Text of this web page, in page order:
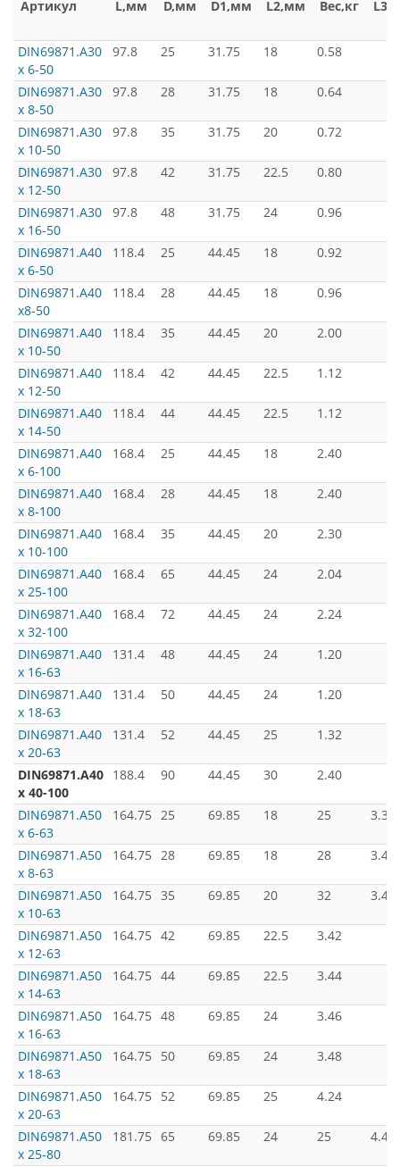
Артикул L,мм D,мм D1,мм L2,мм Вес,кг
DIN69871.А30
х 6-50
97.8 25 31.75 18 0.58
DIN69871.А30
х 8-50
97.8 28 31.75 18 0.64
DIN69871.А30
х 10-50
97.8 35 31.75 20 0.72
DIN69871.А30
х 12-50
97.8 42 31.75 22.5 0.80
DIN69871.А30
х 16-50
97.8 48 31.75 24 0.96
DIN69871.А40
х 6-50
118.4 25 44.45 18 0.92
DIN69871.А40
х8-50
118.4 28 44.45 18 0.96
DIN69871.А40
х 10-50
118.4 35 44.45 20 2.00
DIN69871.А40
х 12-50
118.4 42 44.45 22.5 1.12
DIN69871.А40
х 14-50
118.4 44 44.45 22.5 1.12
DIN69871.А40
х 6-100
168.4 25 44.45 18 2.40
DIN69871.А40
х 8-100
168.4 28 44.45 18 2.40
DIN69871.А40
х 10-100
168.4 35 44.45 20 2.30
DIN69871.А40
х 25-100
168.4 65 44.45 24 2.04
DIN69871.А40
х 32-100
168.4 72 44.45 24 2.24
DIN69871.А40
х 16-63
131.4 48 44.45 24 1.20
DIN69871.А40
х 18-63
131.4 50 44.45 24 1.20
DIN69871.А40
х 20-63
131.4 52 44.45 25 1.32
DIN69871.А40
х 40-100
188.4 90 44.45 30 2.40
DIN69871.А50
х 6-63
164.75 25 69.85 18 25 3.30
DIN69871.А50
х 8-63
164.75 28 69.85 18 28 3.40
DIN69871.А50
х 10-63
164.75 35 69.85 20 32 3.42
DIN69871.А50
х 12-63
164.75 42 69.85 22.5 3.42
DIN69871.А50
х 14-63
164.75 44 69.85 22.5 3.44
DIN69871.А50
х 16-63
164.75 48 69.85 24 3.46
DIN69871.А50
х 18-63
164.75 50 69.85 24 3.48
DIN69871.А50
х 20-63
164.75 52 69.85 25 4.24
DIN69871.А50
х 25-80
181.75 65 69.85 24 25 4.40